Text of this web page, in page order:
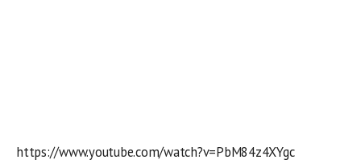
https://www.youtube.com/watch?v=PbM84z4XYgc